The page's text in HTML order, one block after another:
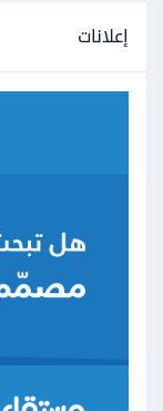
إعلانات